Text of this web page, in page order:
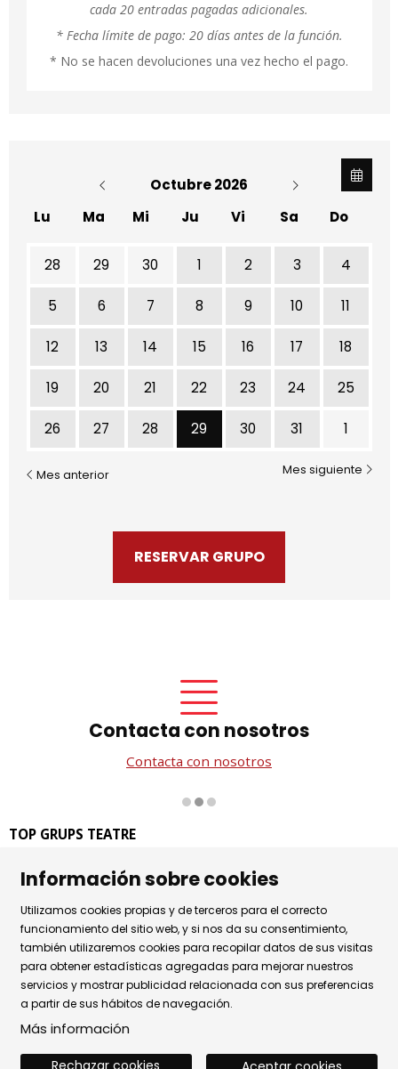
cada 20 entradas pagadas adicionales.
* Fecha límite de pago: 20 días antes de la función.
* No se hacen devoluciones una vez hecho el pago.
Octubre 2026
Lu
Ma Mi Ju Vi Sa Do
28 29 30 1 2 3 4
5 6 7 8 9 10 11
12 13 14 15 16 17 18
19 20 21 22 23 24 25
26 27 28 29 Jueves 29 de Octubre
30 31 1
Mes anterior Mes siguiente
RESERVAR GRUPO
Contacta con nosotros
Contacta con nosotros
TOP GRUPS TEATRE
08002 Barcelona
Tel. 93 441 39 79
Horario de atención: de lunes a jueves de 9.30h a 17.30h
y viernes de 9.30 a 14.30h.
Sitemap | Aviso Legal | Uso de Cookies
|
Política de privacidad
| Contactar
Información sobre cookies
Utilizamos cookies propias y de terceros para el correcto
funcionamiento del sitio web, y si nos da su consentimiento,
también utilizaremos cookies para recopilar datos de sus visitas
para obtener estadísticas agregadas para mejorar nuestros
servicios y mostrar publicidad relacionada con sus preferencias
a partir de sus hábitos de navegación.
Más información